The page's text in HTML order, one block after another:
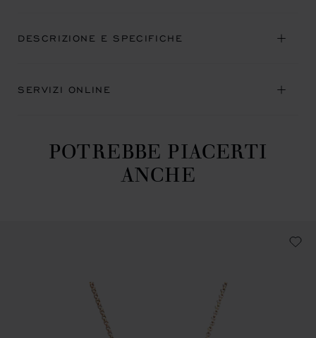
DESCRIZIONE E SPECIFICHE
SERVIZI ONLINE
POTREBBE PIACERTI
ANCHE